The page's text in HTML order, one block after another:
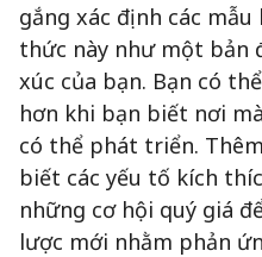
gắng xác định các
thức này như một bản
xúc của bạn. Bạn có
hơn khi bạn biết nơi
có thể phát triển.
biết các yếu tố kích
những cơ hội quý giá
lược mới nhằm phản